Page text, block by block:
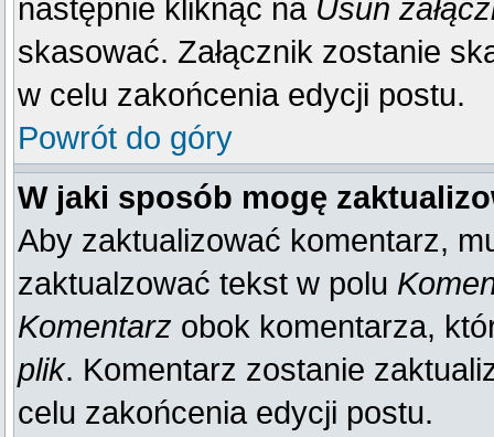
następnie kliknąć na Usuń
skasować. Załącznik zostanie
w celu zakońcenia edycji postu.
Powrót do góry
W jaki sposób mogę
Aby zaktualizować komentarz,
zaktualzować tekst w polu
Komentarz obok komentarza,
plik. Komentarz zostanie
celu zakońcenia edycji postu.